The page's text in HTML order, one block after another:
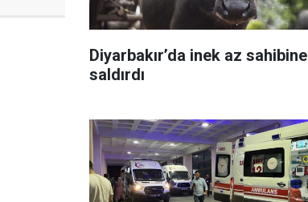
Diyarbakır’da inek az sahibine
saldırdı